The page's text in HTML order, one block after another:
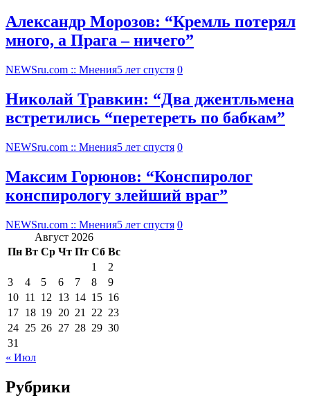
Александр Морозов: “Кремль потерял
много, а Прага – ничего”
NEWSru.com :: Мнения5 лет спустя 0
Николай Травкин: “Два джентльмена
встретились “перетереть по бабкам”
NEWSru.com :: Мнения5 лет спустя 0
Максим Горюнов: “Конспиролог
конспирологу злейший враг”
NEWSru.com :: Мнения5 лет спустя 0
Август 2026
Пн Вт Ср Чт Пт Сб Вс
1
2
3
4 5 6 7 8
9
10 11 12 13 14 15 16
17 18 19 20 21 22 23
24 25 26 27 28 29 30
31
« Июл
Рубрики